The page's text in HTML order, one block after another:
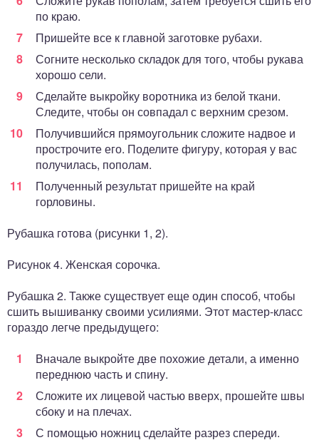
по краю.
Пришейте все к главной заготовке рубахи.
Согните несколько складок для того, чтобы рукава
хорошо сели.
Сделайте выкройку воротника из белой ткани.
Следите, чтобы он совпадал с верхним срезом.
Получившийся прямоугольник сложите надвое и
прострочите его. Поделите фигуру, которая у вас
получилась, пополам.
Полученный результат пришейте на край
горловины.
Рубашка готова (рисунки 1, 2).
Рисунок 4. Женская сорочка.
Рубашка 2. Также существует еще один способ, чтобы
сшить вышиванку своими усилиями. Этот мастер-класс
гораздо легче предыдущего:
Вначале выкройте две похожие детали, а именно
переднюю часть и спину.
Сложите их лицевой частью вверх, прошейте швы
сбоку и на плечах.
С помощью ножниц сделайте разрез спереди.